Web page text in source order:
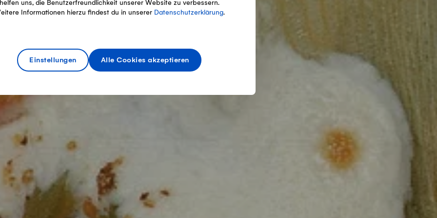
uns, die Benutzerfreundlichkeit unserer Website zu verbessern.
Informationen hierzu findest du in unserer Datenschutzerklärung.
Einstellungen Alle Cookies akzeptieren